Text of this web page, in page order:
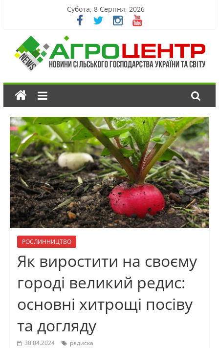
Субота, 8 Серпня, 2026
РОСЛИННИЦТВО
Як виростити на своєму
городі великий редис:
основні хитрощі посіву
та догляду
30.04.2024 редиска